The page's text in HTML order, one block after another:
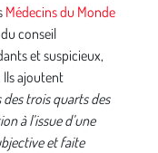
Médecins du Monde
conseil
et suspicieux,
ajoutent
trois quarts des
à l’issue d’une
et faite